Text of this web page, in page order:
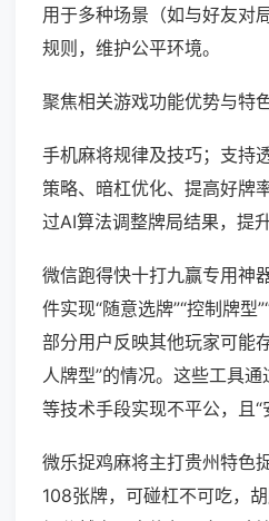
用于多种场景（如与好友对
规则，维护公平环境。
聚焦相关游戏功能优势与特色
手机麻将规律及技巧；支持
策略、暗杠优化、提高好牌
过AI算法调整牌局结果，提升
微信跑得快十打九赢专用神
件实现“随意选牌”“控制牌型
部分用户反映其他玩家可能
人牌型”的情况。这些工具
等技术手段实现不平公，且“
微乐捉鸡麻将主打贵州特色
108张牌，可碰杠不可吃，